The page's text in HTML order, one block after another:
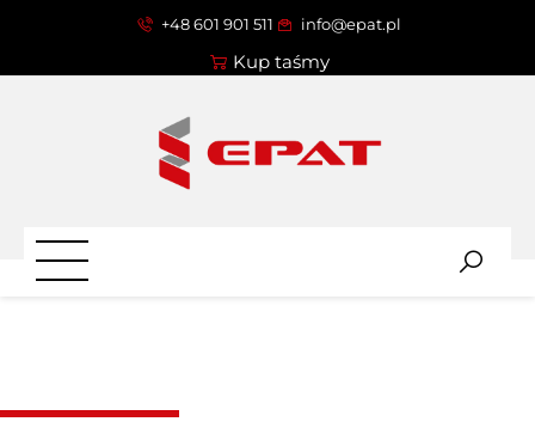
+48 601 901 511 info@epat.pl
Kup taśmy